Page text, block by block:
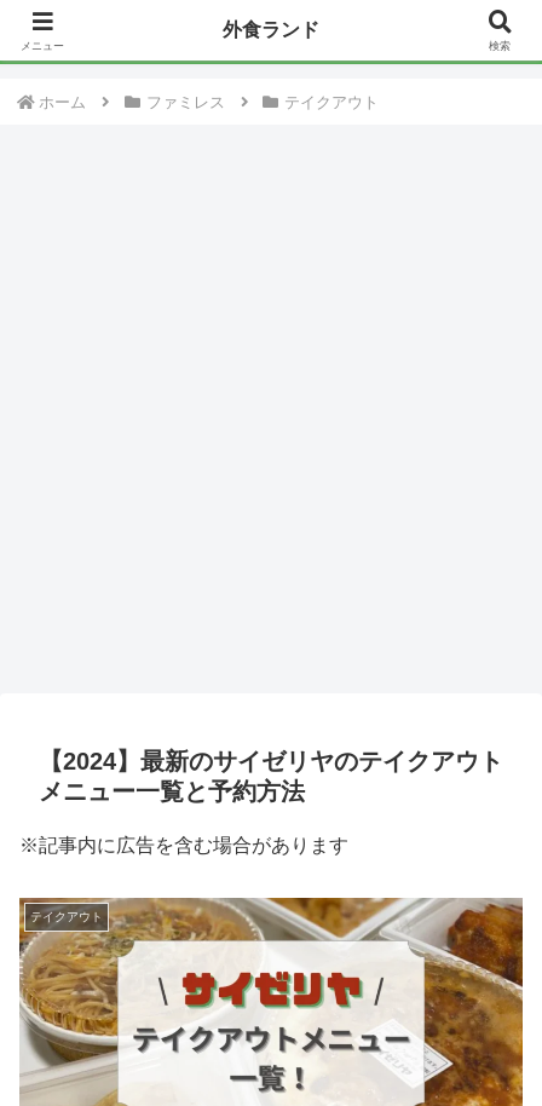
【今日だけ】日替わりで安くなってるモノ一覧〜Amazonセール〜
ホーム ファミレス テイクアウト
【2024】最新のサイゼリヤのテイクアウト
メニュー一覧と予約方法
※記事内に広告を含む場合があります
テイクアウト
メニュー
外食ランド
検索